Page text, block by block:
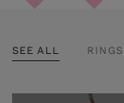
SEE ALL RINGS